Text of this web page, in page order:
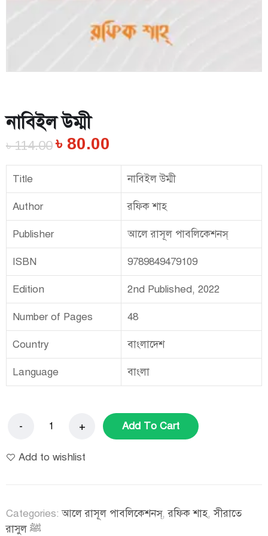
নাবিইল উম্মী
৳114.00 ৳ 80.00
Title নাবিইল উম্মী
Author রফিক শাহ
Publisher আলে রাসূল পাবলিকেশনস্
ISBN 9789849479109
Edition 2nd Published, 2022
Number of Pages 48
Country বাংলাদেশ
Language বাংলা
Add To Cart
Add to wishlist
Categories:আলে রাসূল পাবলিকেশনস্,রফিক শাহ,সীরাতে
রাসুল ﷺ